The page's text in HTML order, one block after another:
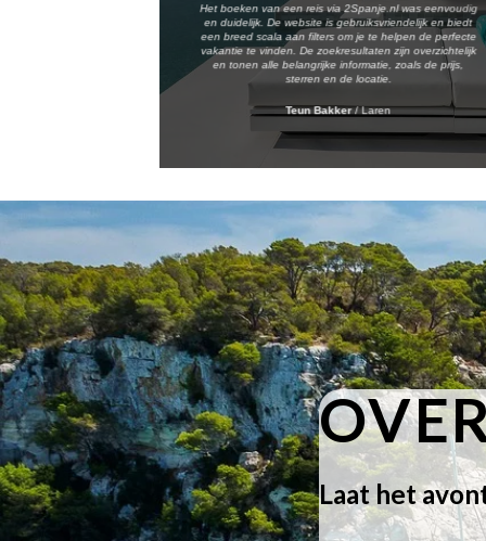
Het boeken van een reis via 2Spanje.nl was eenvoudig
en duidelijk. De website is gebruiksvriendelijk en biedt
een breed scala aan filters om je te helpen de perfecte
vakantie te vinden. De zoekresultaten zijn overzichtelijk
en tonen alle belangrijke informatie, zoals de prijs,
sterren en de locatie.
Teun Bakker /Laren
Laat het